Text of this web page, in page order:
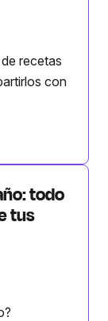
recetas
con
todo
tus